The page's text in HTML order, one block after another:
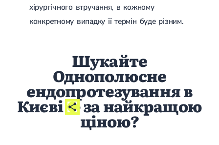
Вузловий зоб
Підгострий тиреоїдит
Аутоиммунный тиреоидит
Хронічний тиреоїдит
Гіпотиреоз
Хвороба Іценко-Кушинга
Гіпоталамічний синдром
Кіста щитовидної залози
хірургічного втручання, в кожному
конкретному випадку її термін буде різним.
Шукайте
Однополюсне
ендопротезування в
Києві - за найкращою
ціною?